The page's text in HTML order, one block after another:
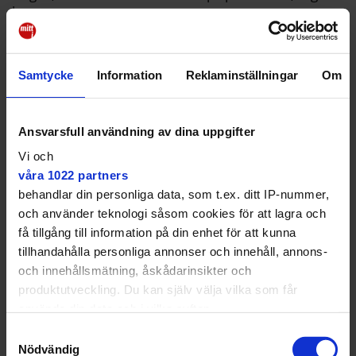
Samtycke Information Reklaminställningar Om
Ansvarsfull användning av dina uppgifter
Vi och
våra 1022 partners
behandlar din personliga data, som t.ex. ditt IP-nummer,
och använder teknologi såsom cookies för att lagra och
få tillgång till information på din enhet för att kunna
tillhandahålla personliga annonser och innehåll, annons-
och innehållsmätning, åskådarinsikter och
produktutveckling. Du kan själv välja vilka som får
Med din tillåtelse skulle vi även vilja:
Nödvändig
han.
Lösningen, menar Dimitris, är inte att konfrontera
gängen direkt. Ingen ska behöva riskera sitt liv.
Skyller på rasism
där ungdomar vistas, och göra så att gängens giftiga
version av machokultur och social framgång som
barnen marineras i i dag inte får stå oemotsagd. Nu
har gängkulturen tillåtits att växa ostört i decennier
utan att någon sagt emot.
Jag var övertygad om att jag var